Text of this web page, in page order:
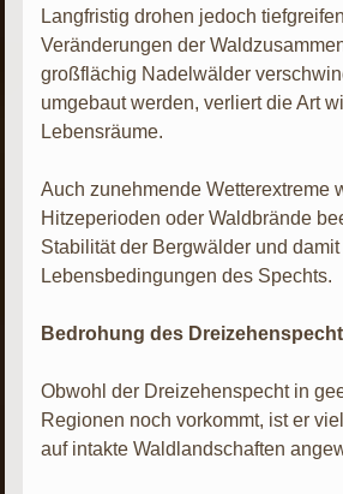
Langfristig drohen jedoch
Veränderungen der
großflächig Nadelwälder
umgebaut werden, verliert die Art
Lebensräume.
Auch zunehmende Wetterextreme
Hitzeperioden oder Waldbrände
Stabilität der Bergwälder und
Lebensbedingungen des Spechts.
Bedrohung des
Obwohl der Dreizehenspecht in
Regionen noch vorkommt, ist er
auf intakte Waldlandschaften